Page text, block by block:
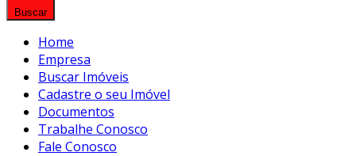
Buscar
Home
Empresa
Buscar Imóveis
Cadastre o seu Imóvel
Documentos
Trabalhe Conosco
Fale Conosco